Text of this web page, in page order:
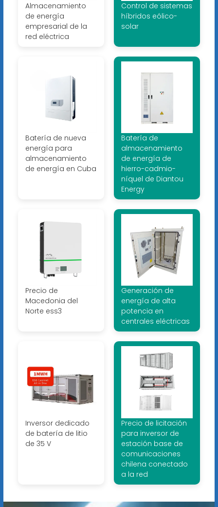
Almacenamiento
de energía
empresarial de la
red eléctrica
Control de sistemas
híbridos eólico-
solar
Batería de nueva
energía para
almacenamiento
de energía en Cuba
Batería de
almacenamiento
de energía de
hierro-cadmio-
níquel de Diantou
Energy
Precio de
Macedonia del
Norte ess3
Generación de
energía de alta
potencia en
centrales eléctricas
Inversor dedicado
de batería de litio
de 35 V
Precio de licitación
para inversor de
estación base de
comunicaciones
chilena conectado
a la red